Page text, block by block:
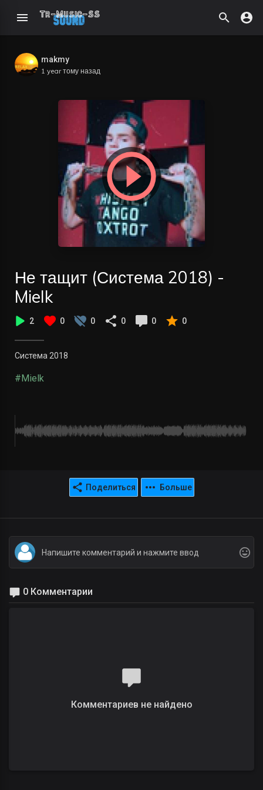
makmy
1 year тому назад
Не тащит (Система 2018) -
Mielk
2 0 0 0 0 0
Система 2018
#Mielk
Поделиться Больше
0 Комментарии
Комментариев не найдено